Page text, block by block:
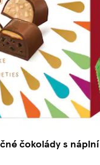
čokolády s náplní